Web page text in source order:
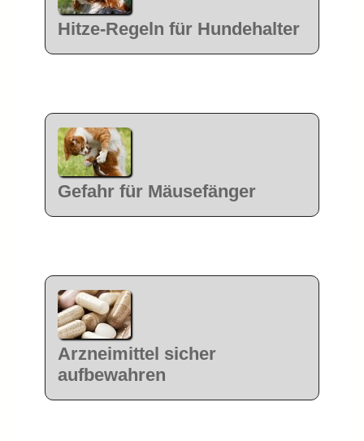
Hitze-Regeln für Hundehalter
Gefahr für Mäusefänger
Arzneimittel sicher
aufbewahren